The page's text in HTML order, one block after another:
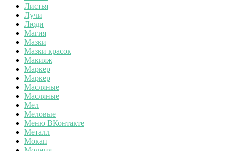
Листья
Лучи
Люди
Магия
Мазки
Мазки красок
Макияж
Маркер
Маркер
Масляные
Масляные
Мел
Меловые
Меню ВКонтакте
Металл
Мокап